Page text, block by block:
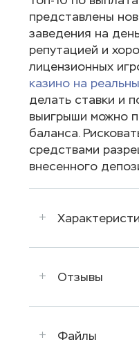
представлены
заведения на
репутацией и
лицензионных
казино на
делать ставки и
выигрыши можно
баланса.
средствами
внесенного
Отзывы
Файлы